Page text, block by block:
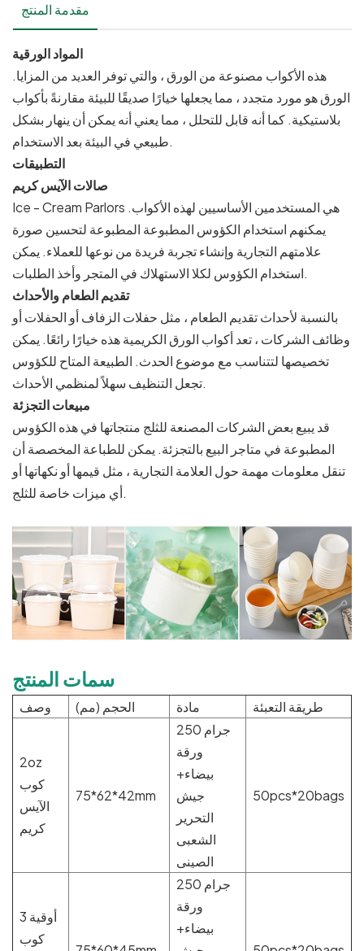
مقدمة المنتج
المواد الورقية
هذه الأكواب مصنوعة من الورق ، والتي توفر العديد من المزايا.
الورق هو مورد متجدد ، مما يجعلها خيارًا صديقًا للبيئة مقارنةً بأكواب
بلاستيكية. كما أنه قابل للتحلل ، مما يعني أنه يمكن أن ينهار بشكل
طبيعي في البيئة بعد الاستخدام.
التطبيقات
صالات الآيس كريم
Ice - Cream Parlors هي المستخدمين الأساسيين لهذه الأكواب.
يمكنهم استخدام الكؤوس المطبوعة المطبوعة لتحسين صورة
علامتهم التجارية وإنشاء تجربة فريدة من نوعها للعملاء. يمكن
استخدام الكؤوس لكلا الاستهلاك في المتجر وأخذ الطلبات.
تقديم الطعام والأحداث
بالنسبة لأحداث تقديم الطعام ، مثل حفلات الزفاف أو الحفلات أو
وظائف الشركات ، تعد أكواب الورق الكريمية هذه خيارًا رائعًا. يمكن
تخصيصها لتتناسب مع موضوع الحدث. الطبيعة المتاح للكؤوس
تجعل التنظيف سهلاً لمنظمي الأحداث.
مبيعات التجزئة
قد يبيع بعض الشركات المصنعة للثلج منتجاتها في هذه الكؤوس
المطبوعة في متاجر البيع بالتجزئة. يمكن للطباعة المخصصة أن
تنقل معلومات مهمة حول العلامة التجارية ، مثل قيمها أو نكهاتها أو
أي ميزات خاصة للثلج.
سمات المنتج
وصف الحجم (مم) مادة طريقة التعبئة
2oz
كوب
الآيس
كريم
75*62*42mm
250 جرام
ورقة
بيضاء+
جيش
التحرير
الشعبى
الصينى
50pcs*20bags
3 أوقية
كوب
250 جرام
ورقة
بيضاء+